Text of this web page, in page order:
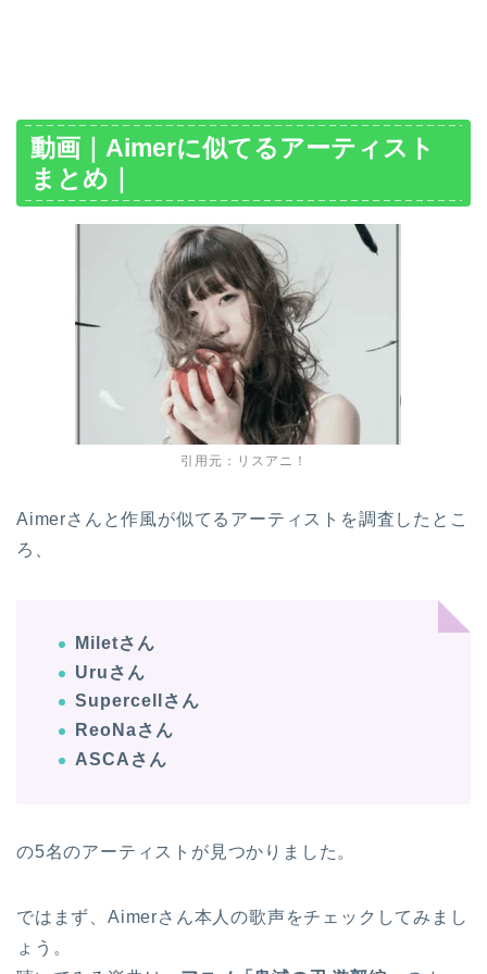
動画｜Aimerに似てるアーティスト
まとめ｜
引用元：リスアニ！
Aimerさんと作風が似てるアーティストを調査したとこ
ろ、
Miletさん
Uruさん
Supercellさん
ReoNaさん
ASCAさん
の5名のアーティストが見つかりました。
ではまず、Aimerさん本人の歌声をチェックしてみまし
ょう。